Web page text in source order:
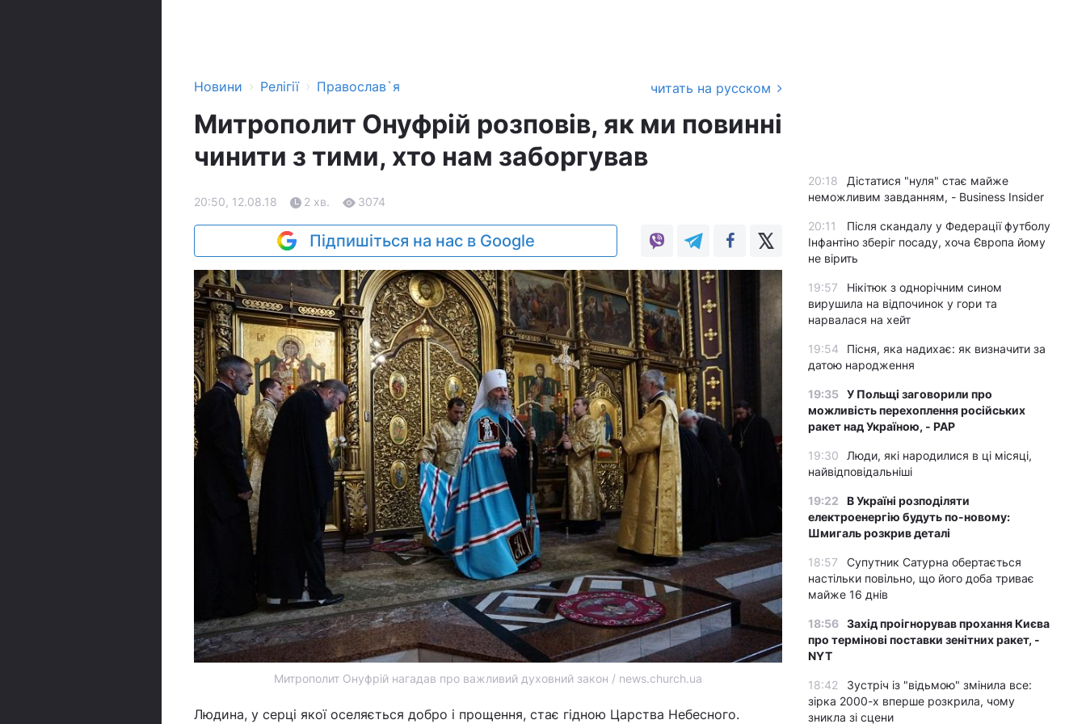
Новини › Релігії › Православ`я читать на русском
Митрополит Онуфрій розповів, як ми повинні
чинити з тими, хто нам заборгував
20:50, 12.08.18 2 хв. 3074
Підпишіться на нас в Google
Митрополит Онуфрій нагадав про важливий духовний закон / news.church.ua
Людина, у серці якої оселяється добро і прощення, стає гідною Царства Небесного.
20:18
Дістатися "нуля" стає майже
неможливим завданням, - Business Insider
20:11
Після скандалу у Федерації футболу
Інфантіно зберіг посаду, хоча Європа йому
не вірить
19:57
Нікітюк з однорічним сином
вирушила на відпочинок у гори та
нарвалася на хейт
19:54
Пісня, яка надихає: як визначити за
датою народження
19:35 У Польщі заговорили про
можливість перехоплення російських
ракет над Україною, - PAP
19:30
Люди, які народилися в ці місяці,
найвідповідальніші
19:22
В Україні розподіляти
електроенергію будуть по-новому:
Шмигаль розкрив деталі
18:57
Супутник Сатурна обертається
настільки повільно, що його доба триває
майже 16 днів
18:56 Захід проігнорував прохання Києва
про термінові поставки зенітних ракет, -
NYT
18:42
Зустріч із "відьмою" змінила все:
зірка 2000-х вперше розкрила, чому
зникла зі сцени